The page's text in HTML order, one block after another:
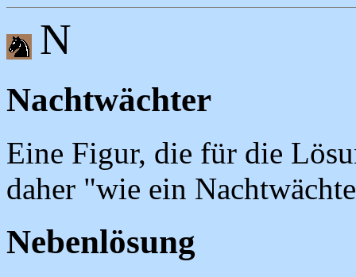
N
Nachtwächter
Eine Figur, die für die
daher "wie ein
Nebenlösung